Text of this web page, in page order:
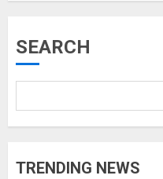
SEARCH
TRENDING NEWS